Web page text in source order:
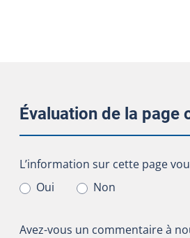
Évaluation de la page
L’information sur cette page
L’information sur cette page
Oui
Non
Avez-vous un commentaire à